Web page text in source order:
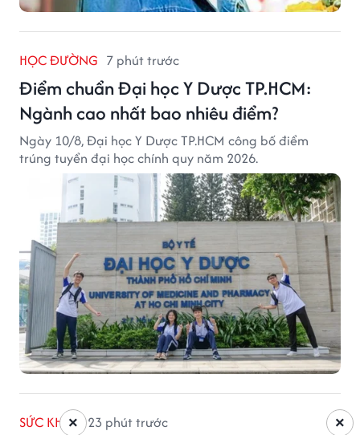
HỌC ĐƯỜNG 7 phút trước
Điểm chuẩn Đại học Y Dược TP.HCM:
Ngành cao nhất bao nhiêu điểm?
Ngày 10/8, Đại học Y Dược TP.HCM công bố điểm
trúng tuyển đại học chính quy năm 2026.
SỨC KHỎE 23 phút trước ×
×